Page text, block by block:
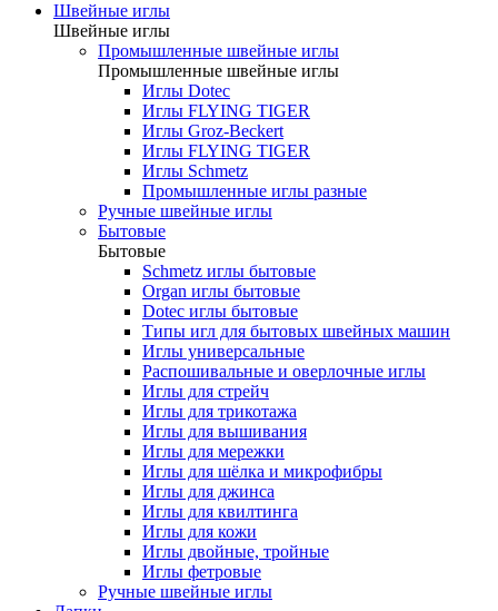
Швейные иглы
Швейные иглы
Промышленные швейные иглы
Промышленные швейные иглы
Иглы Dotec
Иглы FLYING TIGER
Иглы Groz-Beckert
Иглы FLYING TIGER
Иглы Schmetz
Промышленные иглы разные
Ручные швейные иглы
Бытовые
Бытовые
Schmetz иглы бытовые
Organ иглы бытовые
Dotec иглы бытовые
Типы игл для бытовых швейных машин
Иглы универсальные
Распошивальные и оверлочные иглы
Иглы для стрейч
Иглы для трикотажа
Иглы для вышивания
Иглы для мережки
Иглы для шёлка и микрофибры
Иглы для джинса
Иглы для квилтинга
Иглы для кожи
Иглы двойные, тройные
Иглы фетровые
Ручные швейные иглы